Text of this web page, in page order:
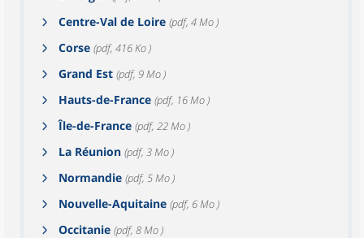
Centre-Val de Loire (pdf, 4 Mo )
Corse (pdf, 416 Ko )
Grand Est (pdf, 9 Mo )
Hauts-de-France (pdf, 16 Mo )
Île-de-France (pdf, 22 Mo )
La Réunion (pdf, 3 Mo )
Normandie (pdf, 5 Mo )
Nouvelle-Aquitaine (pdf, 6 Mo )
Occitanie (pdf, 8 Mo )